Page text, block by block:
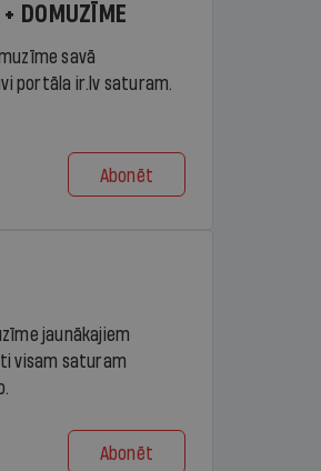
DOMUZĪME
savā
portāla ir.lv saturam.
Abonēt
jaunākajiem
visam saturam
Abonēt